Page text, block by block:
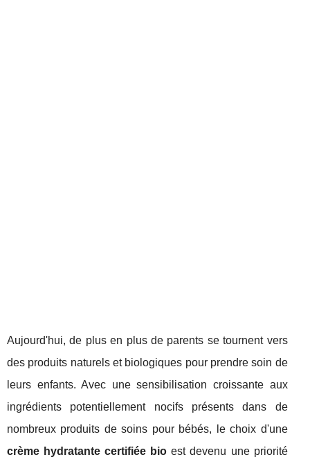
Aujourd'hui, de plus en plus de parents se tournent vers
des produits naturels et biologiques pour prendre soin de
leurs enfants. Avec une sensibilisation croissante aux
ingrédients potentiellement nocifs présents dans de
nombreux produits de soins pour bébés, le choix d'une
crème hydratante certifiée bio est devenu une priorité